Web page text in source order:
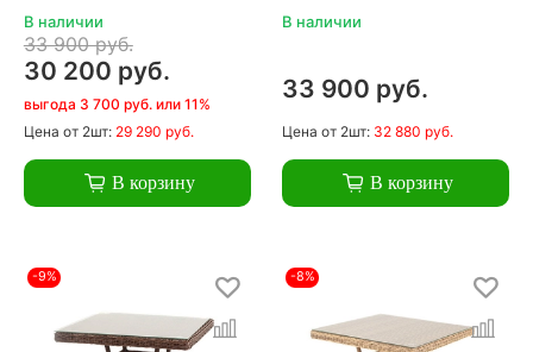
В наличии
33 900 руб.
30 200 руб.
выгода 3 700 руб. или 11%
Цена от 2шт: 29 290 руб.
В корзину
В наличии
33 900 руб.
Цена от 2шт: 32 880 руб.
В корзину
-9% -8%